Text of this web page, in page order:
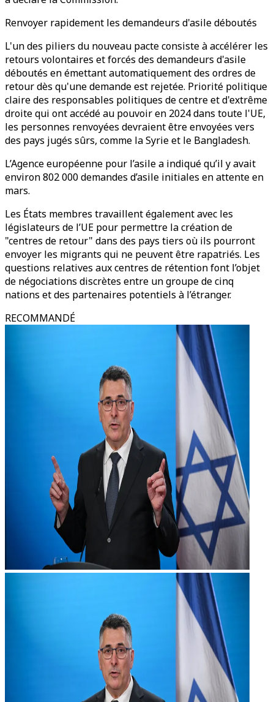
Renvoyer rapidement les demandeurs d'asile déboutés
L'un des piliers du nouveau pacte consiste à accélérer les
retours volontaires et forcés des demandeurs d'asile
déboutés en émettant automatiquement des ordres de
retour dès qu'une demande est rejetée. Priorité politique
claire des responsables politiques de centre et d'extrême
droite qui ont accédé au pouvoir en 2024 dans toute l'UE,
les personnes renvoyées devraient être envoyées vers
des pays jugés sûrs, comme la Syrie et le Bangladesh.
L’Agence européenne pour l’asile a indiqué qu’il y avait
environ 802 000 demandes d’asile initiales en attente en
mars.
Les États membres travaillent également avec les
législateurs de l’UE pour permettre la création de
"centres de retour" dans des pays tiers où ils pourront
envoyer les migrants qui ne peuvent être rapatriés. Les
questions relatives aux centres de rétention font l’objet
de négociations discrètes entre un groupe de cinq
nations et des partenaires potentiels à l’étranger.
RECOMMANDÉ